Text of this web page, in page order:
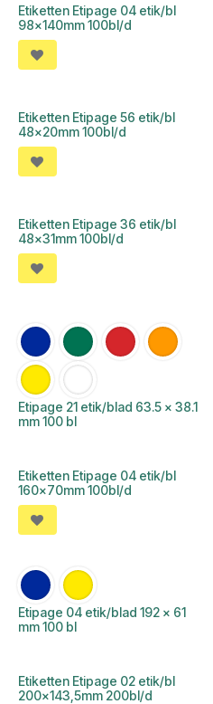
Etiketten Etipage 04 etik/bl
98x140mm 100bl/d
Etiketten Etipage 56 etik/bl
48x20mm 100bl/d
Etiketten Etipage 36 etik/bl
48x31mm 100bl/d
Etipage 21 etik/blad 63.5 x 38.1
mm 100 bl
Etiketten Etipage 04 etik/bl
160x70mm 100bl/d
Etipage 04 etik/blad 192 x 61
mm 100 bl
Etiketten Etipage 02 etik/bl
200x143,5mm 200bl/d